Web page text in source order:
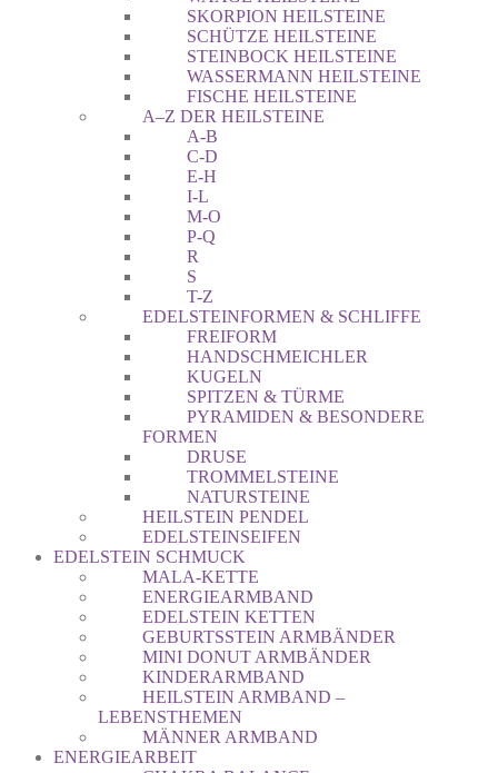
SKORPION HEILSTEINE
SCHÜTZE HEILSTEINE
STEINBOCK HEILSTEINE
WASSERMANN HEILSTEINE
FISCHE HEILSTEINE
A–Z DER HEILSTEINE
A-B
C-D
E-H
I-L
M-O
P-Q
R
S
T-Z
EDELSTEINFORMEN & SCHLIFFE
FREIFORM
HANDSCHMEICHLER
KUGELN
SPITZEN & TÜRME
PYRAMIDEN & BESONDERE
FORMEN
DRUSE
TROMMELSTEINE
NATURSTEINE
HEILSTEIN PENDEL
EDELSTEINSEIFEN
EDELSTEIN SCHMUCK
MALA-KETTE
ENERGIEARMBAND
EDELSTEIN KETTEN
GEBURTSSTEIN ARMBÄNDER
MINI DONUT ARMBÄNDER
KINDERARMBAND
HEILSTEIN ARMBAND –
LEBENSTHEMEN
MÄNNER ARMBAND
ENERGIEARBEIT